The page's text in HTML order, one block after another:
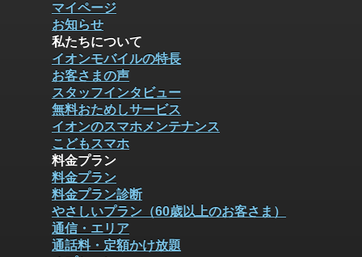
マイページ
お知らせ
私たちについて
イオンモバイルの特長
お客さまの声
スタッフインタビュー
無料おためしサービス
イオンのスマホメンテナンス
こどもスマホ
料金プラン
料金プラン
料金プラン診断
やさしいプラン（60歳以上のお客さま）
通信・エリア
通話料・定額かけ放題